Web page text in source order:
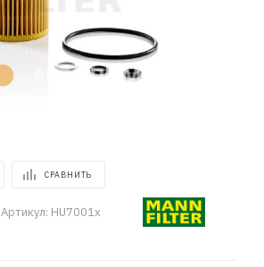
СРАВНИТЬ
Артикул: HU7001x